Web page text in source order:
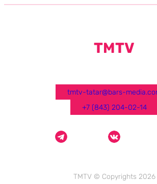
TMTV
tmtv-tatar@bars-
+7 (843) 204-02-14
TMTV © Copyrights 2026